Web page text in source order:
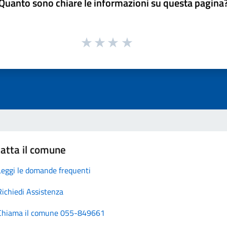
il comune
le domande frequenti
Assistenza
il comune 055-849661